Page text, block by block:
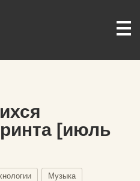
[июль
Музыка